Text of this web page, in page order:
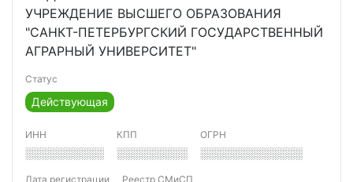
УЧРЕЖДЕНИЕ ВЫСШЕГО ОБРАЗОВАНИЯ
"САНКТ-ПЕТЕРБУРГСКИЙ ГОСУДАРСТВЕННЫЙ
АГРАРНЫЙ УНИВЕРСИТЕТ"
Статус
Действующая
ИНН
░░░░░░░░░░
КПП
░░░░░░░░░
ОГРН
░░░░░░░░░░░░░
Дата регистрации Реестр СМиСП